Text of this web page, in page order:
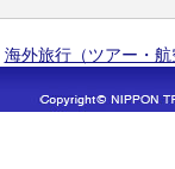
海外旅行（ツアー・航